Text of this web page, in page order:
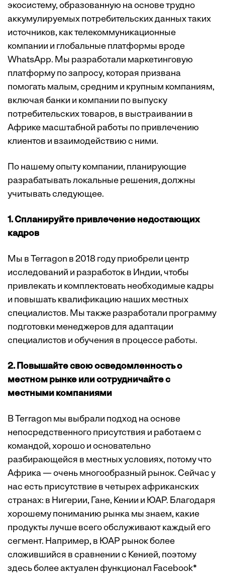
экосистему, образованную на основе трудно
аккумулируемых потребительских данных таких
источников, как телекоммуникационные
компании и глобальные платформы вроде
WhatsApp. Мы разработали маркетинговую
платформу по запросу, которая призвана
помогать малым, средним и крупным компаниям,
включая банки и компании по выпуску
потребительских товаров, в выстраивании в
Африке масштабной работы по привлечению
клиентов и взаимодействию с ними.
По нашему опыту компании, планирующие
разрабатывать локальные решения, должны
учитывать следующее.
1. Спланируйте привлечение недостающих
кадров
Мы в Terragon в 2018 году приобрели центр
исследований и разработок в Индии, чтобы
привлекать и комплектовать необходимые кадры
и повышать квалификацию наших местных
специалистов. Мы также разработали программу
подготовки менеджеров для адаптации
специалистов и обучения в процессе работы.
2. Повышайте свою осведомленность о
местном рынке или сотрудничайте с
местными компаниями
В Terragon мы выбрали подход на основе
непосредственного присутствия и работаем с
командой, хорошо и основательно
разбирающейся в местных условиях, потому что
Африка — очень многообразный рынок. Сейчас у
нас есть присутствие в четырех африканских
странах: в Нигерии, Гане, Кении и ЮАР. Благодаря
хорошему пониманию рынка мы знаем, какие
продукты лучше всего обслуживают каждый его
сегмент. Например, в ЮАР рынок более
сложившийся в сравнении с Кенией, поэтому
здесь более актуален функционал Facebook*